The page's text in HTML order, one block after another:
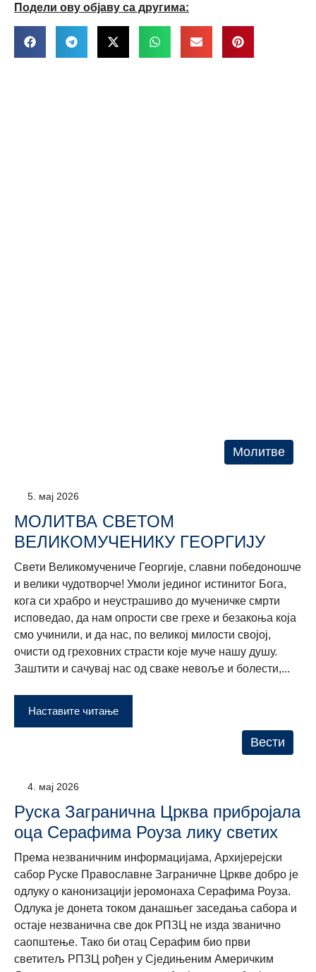
Подели ову објаву са другима:
Молитве
5. мај 2026
МОЛИТВА СВЕТОМ
ВЕЛИКОМУЧЕНИКУ ГЕОРГИЈУ
Свети Великомучениче Георгије, славни победоношче
и велики чудотворче! Умоли јединог истинитог Бога,
кога си храбро и неустрашиво до мученичке смрти
исповедао, да нам опрости све грехе и безакоња која
смо учинили, и да нас, по великој милости својој,
очисти од греховних страсти које муче нашу душу.
Заштити и сачувај нас од сваке невоље и болести,...
Наставите читање
Вести
4. мај 2026
Руска Загранична Црква прибројала
оца Серафима Роуза лику светих
Према незваничним информацијама, Архијерејски
сабор Руске Православне Заграничне Цркве добро је
одлуку о канонизацији јеромонаха Серафима Роуза.
Одлука је донета током данашњег заседања сабора и
остаје незванична све док РПЗЦ не изда званично
саопштење. Тако би отац Серафим био први
светитељ РПЗЦ рођен у Сједињеним Америчким